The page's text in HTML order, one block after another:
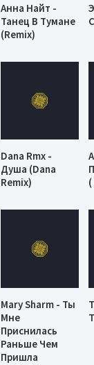
Анна Найт -
Танец В Тумане
(Remix)
Dana Rmx -
Душа (Dana
Remix)
Mary Sharm - Ты
Мне
Приснилась
Раньше Чем
Пришла